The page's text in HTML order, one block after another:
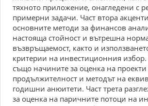
тяхното приложение, онагледени с
примерни задачи. Част втора
основните методи за финансов
настояща стойност и вътрешна
възвръщаемост, както и
критерии на инвестиционния избор.
също начините за оценка на
продължителност и методът на
годишни анюитети. Част трета
за оценка на паричните потоци на